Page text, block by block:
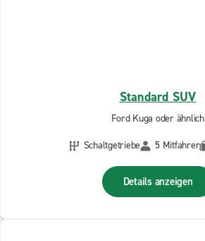
Standard SUV
Ford Kuga oder ähnlich
Schaltgetriebe
5 Mitfahrer
Details anzeigen